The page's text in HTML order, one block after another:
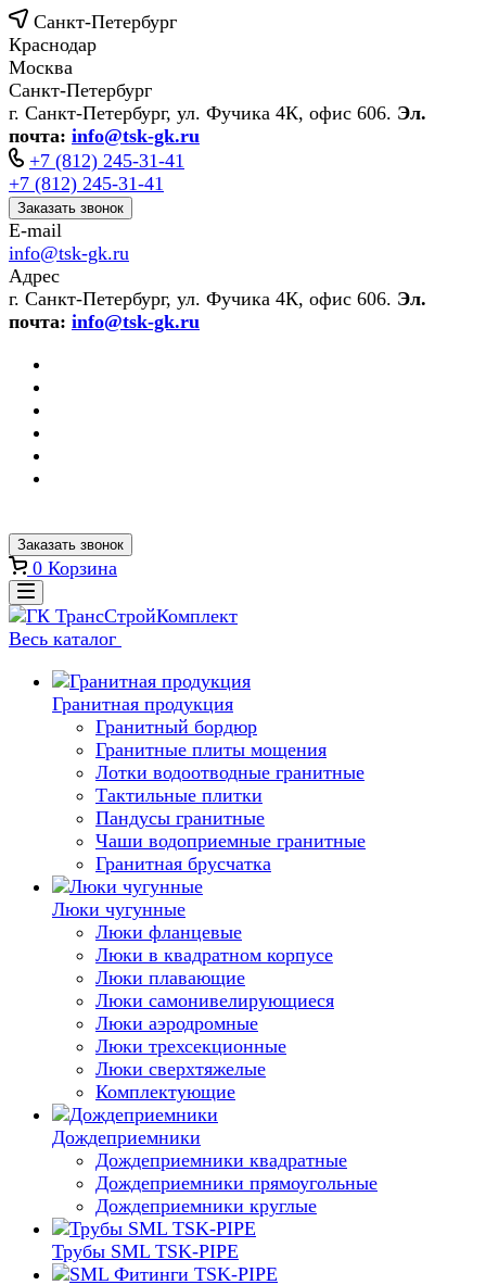
Санкт-Петербург
Краснодар
Москва
Санкт-Петербург
г. Санкт-Петербург, ул. Фучика 4К, офис 606. Эл.
почта: info@tsk-gk.ru
+7 (812) 245-31-41
+7 (812) 245-31-41
Заказать звонок
E-mail
info@tsk-gk.ru
Адрес
г. Санкт-Петербург, ул. Фучика 4К, офис 606. Эл.
почта: info@tsk-gk.ru
Заказать звонок
0 Корзина
Весь каталог
Гранитная продукция
Гранитный бордюр
Гранитные плиты мощения
Лотки водоотводные гранитные
Тактильные плитки
Пандусы гранитные
Чаши водоприемные гранитные
Гранитная брусчатка
Люки чугунные
Люки фланцевые
Люки в квадратном корпусе
Люки плавающие
Люки самонивелирующиеся
Люки аэродромные
Люки трехсекционные
Люки сверхтяжелые
Комплектующие
Дождеприемники
Дождеприемники квадратные
Дождеприемники прямоугольные
Дождеприемники круглые
Трубы SML TSK-PIPE